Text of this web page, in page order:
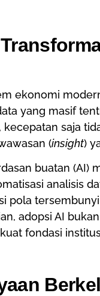
ekonomi
yang masif
kecepatan saja
(insight)
buatan (AI)
analisis
pola
adopsi AI
fondasi